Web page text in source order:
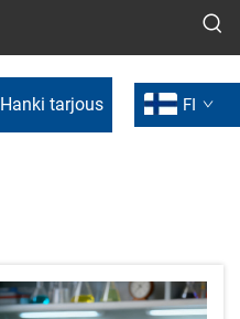
Hanki tarjous FI